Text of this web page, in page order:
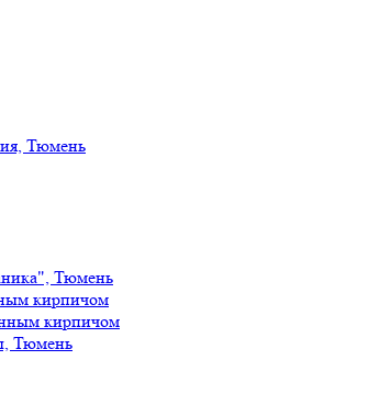
Тюмень
Тюмень
кирпичом
кирпичом
Тюмень